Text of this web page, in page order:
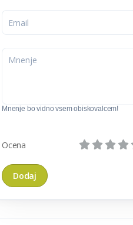
Mnenje bo vidno vsem obiskovalcem!
Ocena